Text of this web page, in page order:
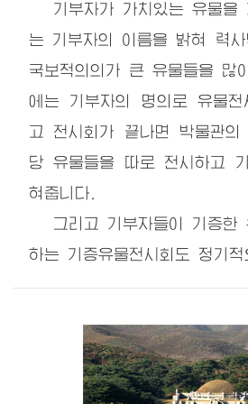
기부자가 가치있는 유물을
는 기부자의 이름을 밝혀 력사
국보적의의가 큰 유물들을 많
에는 기부자의 명의로 유물전
고 전시회가 끝나면 박물관
당 유물들을 따로 전시하고
혀줍니다.
그리고 기부자들이 기증한
하는 기증유물전시회도 정기적